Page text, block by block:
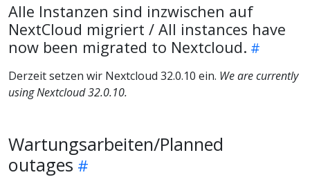
Alle Instanzen sind inzwischen auf
NextCloud migriert / All instances have
now been migrated to Nextcloud.
Derzeit setzen wir Nextcloud 32.0.10 ein. We are currently
using Nextcloud 32.0.10.
Wartungsarbeiten/Planned
outages